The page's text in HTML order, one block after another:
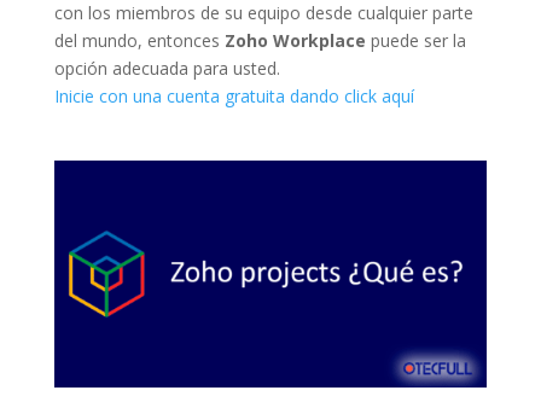
con los miembros de su equipo desde cualquier parte
del mundo, entonces Zoho Workplace puede ser la
opción adecuada para usted.
Inicie con una cuenta gratuita dando click aquí